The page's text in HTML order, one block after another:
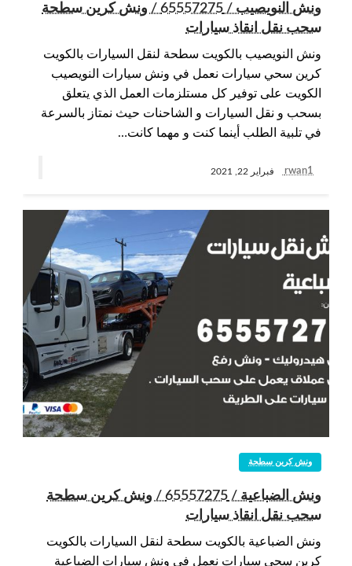
ونش النويصيب / 65557275 / ونش كرين سطحة
سحب نقل انقاذ سيارات
ونش النويصيب بالكويت سطحة لنقل السيارات بالكويت
كرين سحي سيارات نعمل في ونش سيارات النويصيب
الكويت على توفير كل مستلزمات العمل الذي يتعلق
بسحب و نقل السيارات و الشاحنات حيث نمتاز بالسرعة
في تلبية الطلب أينما كنت و مهما كانت…
rwan1 فبراير 22, 2021
ونش كرين سطحة
ونش الضباعية / 65557275 / ونش كرين سطحة
سحب نقل انقاذ سيارات
ونش الضباعية بالكويت سطحة لنقل السيارات بالكويت
كرين سحي سيارات نعمل في ونش سيارات الضباعية